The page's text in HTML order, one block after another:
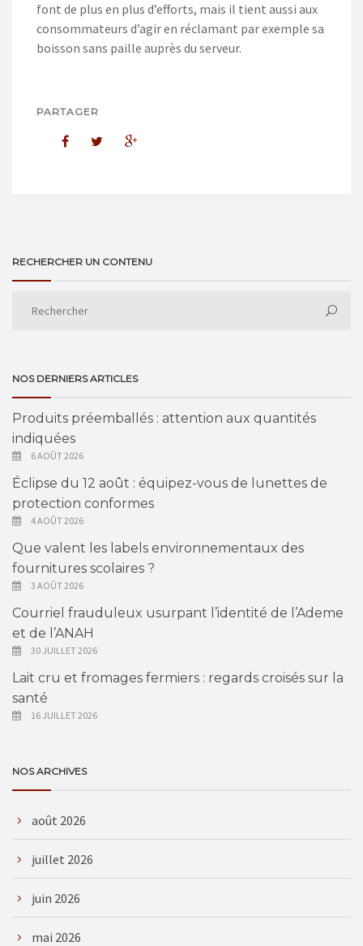
font de plus en plus d’efforts, mais il tient aussi aux
consommateurs d’agir en réclamant par exemple sa
boisson sans paille auprès du serveur.
PARTAGER
RECHERCHER UN CONTENU
NOS DERNIERS ARTICLES
Produits préemballés : attention aux quantités
indiquées
6 AOÛT 2026
Éclipse du 12 août : équipez-vous de lunettes de
protection conformes
4 AOÛT 2026
Que valent les labels environnementaux des
fournitures scolaires ?
3 AOÛT 2026
Courriel frauduleux usurpant l’identité de l’Ademe
et de l’ANAH
30 JUILLET 2026
Lait cru et fromages fermiers : regards croisés sur la
santé
16 JUILLET 2026
NOS ARCHIVES
août 2026
juillet 2026
juin 2026
mai 2026